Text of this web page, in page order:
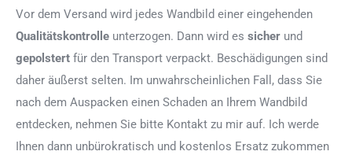
Vor dem Versand wird jedes Wandbild einer eingehenden
Qualitätskontrolle unterzogen. Dann wird es sicher und
gepolstert für den Transport verpackt. Beschädigungen sind
daher äußerst selten. Im unwahrscheinlichen Fall, dass Sie
nach dem Auspacken einen Schaden an Ihrem Wandbild
entdecken, nehmen Sie bitte Kontakt zu mir auf. Ich werde
Ihnen dann unbürokratisch und kostenlos Ersatz zukommen